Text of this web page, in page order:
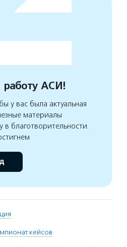
АСИ!
у вас была актуальная
материалы
благотворительности.
кейсов